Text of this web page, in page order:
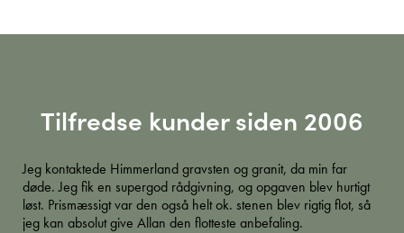
Tilfredse kunder siden 2006
Jeg kontaktede Himmerland gravsten og granit, da min far
døde. Jeg fik en supergod rådgivning, og opgaven blev hurtigt
løst. Prismæssigt var den også helt ok. stenen blev rigtig flot, så
jeg kan absolut give Allan den flotteste anbefaling.